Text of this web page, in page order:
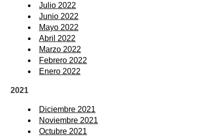
Julio 2022
Junio 2022
Mayo 2022
Abril 2022
Marzo 2022
Febrero 2022
Enero 2022
2021
Diciembre 2021
Noviembre 2021
Octubre 2021